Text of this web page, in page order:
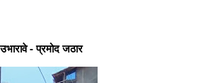
- प्रमोद जठार